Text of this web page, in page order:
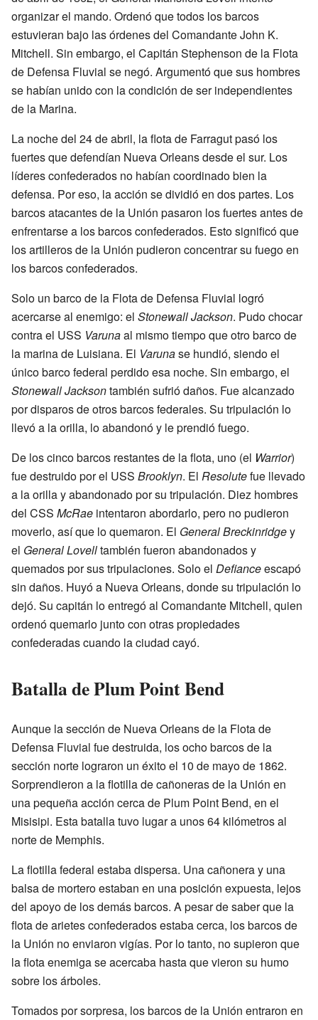
organizar el mando. Ordenó que todos los barcos
estuvieran bajo las órdenes del Comandante John K.
Mitchell. Sin embargo, el Capitán Stephenson de la Flota
de Defensa Fluvial se negó. Argumentó que sus hombres
se habían unido con la condición de ser independientes
de la Marina.
La noche del 24 de abril, la flota de Farragut pasó los
fuertes que defendían Nueva Orleans desde el sur. Los
líderes confederados no habían coordinado bien la
defensa. Por eso, la acción se dividió en dos partes. Los
barcos atacantes de la Unión pasaron los fuertes antes de
enfrentarse a los barcos confederados. Esto significó que
los artilleros de la Unión pudieron concentrar su fuego en
los barcos confederados.
Solo un barco de la Flota de Defensa Fluvial logró
acercarse al enemigo: el Stonewall Jackson. Pudo chocar
contra el USS Varunaal mismo tiempo que otro barco de
la marina de Luisiana. El Varunase hundió, siendo el
único barco federal perdido esa noche. Sin embargo, el
Stonewall Jacksontambién sufrió daños. Fue alcanzado
por disparos de otros barcos federales. Su tripulación lo
llevó a la orilla, lo abandonó y le prendió fuego.
De los cinco barcos restantes de la flota, uno (el Warrior)
fue destruido por el USS Brooklyn. El Resolutefue llevado
a la orilla y abandonado por su tripulación. Diez hombres
del CSS McRae intentaron abordarlo, pero no pudieron
moverlo, así que lo quemaron. El General Breckinridgey
el General Lovelltambién fueron abandonados y
quemados por sus tripulaciones. Solo el Defianceescapó
sin daños. Huyó a Nueva Orleans, donde su tripulación lo
dejó. Su capitán lo entregó al Comandante Mitchell, quien
ordenó quemarlo junto con otras propiedades
confederadas cuando la ciudad cayó.
Batalla de Plum Point Bend
Aunque la sección de Nueva Orleans de la Flota de
Defensa Fluvial fue destruida, los ocho barcos de la
sección norte lograron un éxito el 10 de mayo de 1862.
Sorprendieron a la flotilla de cañoneras de la Unión en
una pequeña acción cerca de Plum Point Bend, en el
Misisipi. Esta batalla tuvo lugar a unos 64 kilómetros al
norte de Memphis.
La flotilla federal estaba dispersa. Una cañonera y una
balsa de mortero estaban en una posición expuesta, lejos
del apoyo de los demás barcos. A pesar de saber que la
flota de arietes confederados estaba cerca, los barcos de
la Unión no enviaron vigías. Por lo tanto, no supieron que
la flota enemiga se acercaba hasta que vieron su humo
sobre los árboles.
Tomados por sorpresa, los barcos de la Unión entraron en